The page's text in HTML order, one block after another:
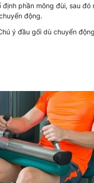
phần mông đùi, sau đó
động.
ý đầu gối dù chuyển